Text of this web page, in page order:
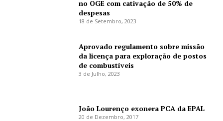
no OGE com cativação de 50% de
despesas
18 de Setembro, 2023
Aprovado regulamento sobre missão
da licença para exploração de postos
de combustíveis
3 de Julho, 2023
João Lourenço exonera PCA da EPAL
20 de Dezembro, 2017